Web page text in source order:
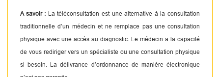
A savoir : La téléconsultation est une alternative à la consultation
traditionnelle d’un médecin et ne remplace pas une consultation
physique avec une accès au diagnostic. Le médecin a la capacité
de vous rediriger vers un spécialiste ou une consultation physique
si besoin. La délivrance d’ordonnance de manière électronique